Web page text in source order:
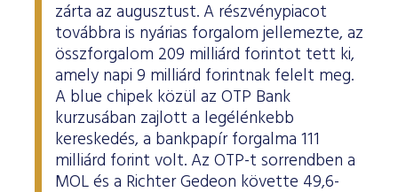
zárta az augusztust. A részvénypiacot
továbbra is nyárias forgalom jellemezte, az
összforgalom 209 milliárd forintot tett ki,
amely napi 9 milliárd forintnak felelt meg.
A blue chipek közül az OTP Bank
kurzusában zajlott a legélénkebb
kereskedés, a bankpapír forgalma 111
milliárd forint volt. Az OTP-t sorrendben a
MOL és a Richter Gedeon követte 49,6-